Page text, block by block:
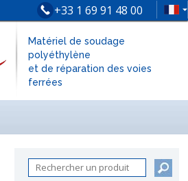
+33 1 69 91 48 00
Matériel de soudage
polyéthylène
et de réparation des voies
ferrées